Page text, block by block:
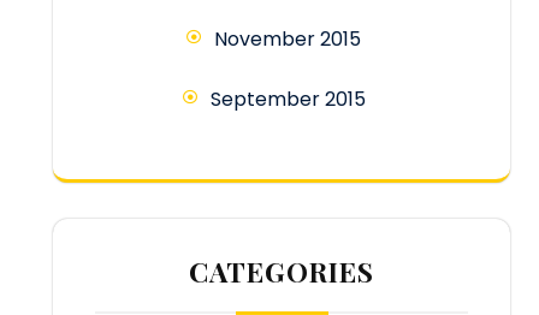
November 2015
September 2015
CATEGORIES